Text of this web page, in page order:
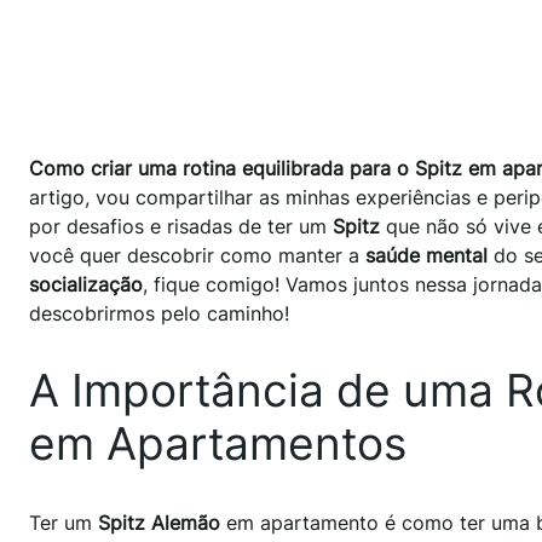
Como criar uma rotina equilibrada para o Spitz em
artigo, vou compartilhar as minhas experiências e
por desafios e risadas de ter um Spitz que não só vive
você quer descobrir como manter a saúde mental do
socialização, fique comigo! Vamos juntos nessa
descobrirmos pelo caminho!
A Importância de uma
em Apartamentos
Ter um Spitz Alemão em apartamento é como ter uma